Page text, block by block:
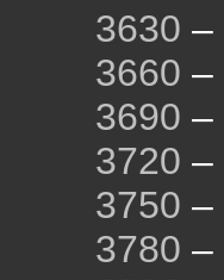
3630 –
3660 –
3690 –
3720 –
3750 –
3780 –